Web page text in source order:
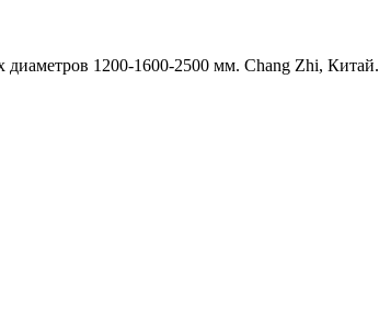
1200-1600-2500 мм. Chang Zhi, Китай.